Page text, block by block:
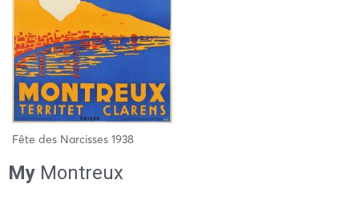
Fête des Narcisses 1938
My Montreux